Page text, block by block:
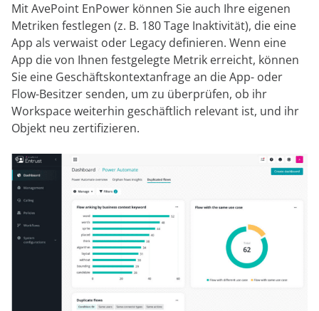
Mit AvePoint EnPower können Sie auch Ihre eigenen
Metriken festlegen (z. B. 180 Tage Inaktivität), die eine
App als verwaist oder Legacy definieren. Wenn eine
App die von Ihnen festgelegte Metrik erreicht, können
Sie eine Geschäftskontextanfrage an die App- oder
Flow-Besitzer senden, um zu überprüfen, ob ihr
Workspace weiterhin geschäftlich relevant ist, und ihr
Objekt neu zertifizieren.